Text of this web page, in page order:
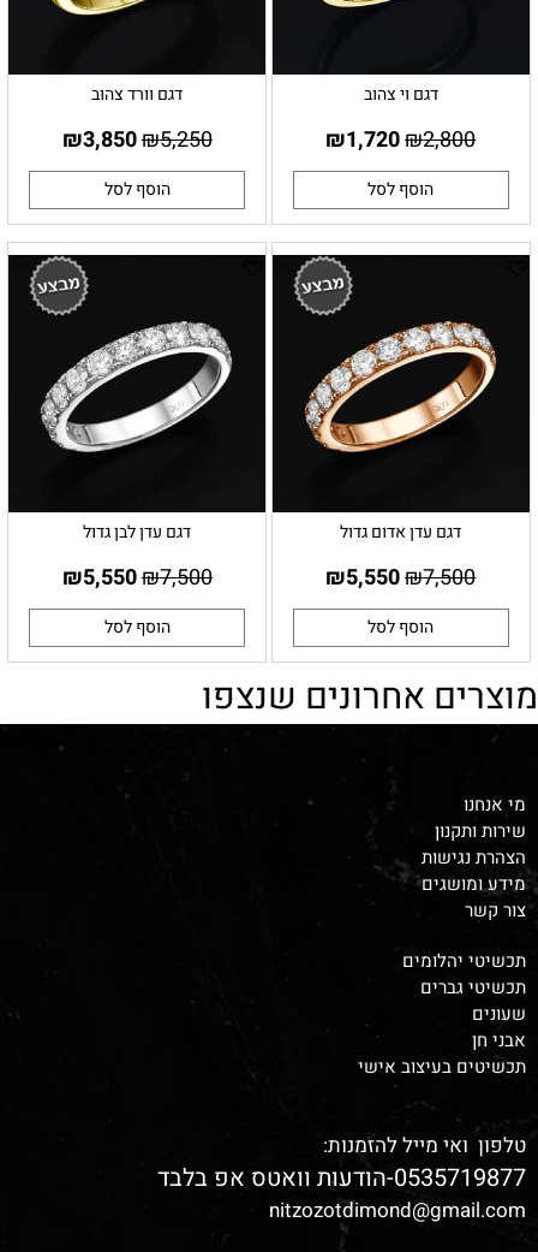
דגם וי צהוב
₪2,800
₪1,720
הוסף לסל
דגם וורד צהוב
₪5,250
₪3,850
הוסף לסל
דגם עדן אדום גדול
₪7,500
₪5,550
הוסף לסל
דגם עדן לבן גדול
₪7,500
₪5,550
הוסף לסל
מוצרים אחרונים שנצפו
מי אנחנו
שירות ותקנון
הצהרת נגישות
מידע ומושגים
צור קשר
תכשיטי יהלומים
תכשיטי גברים
שעונים
אבני חן
תכשיטים בעיצוב אישי
טלפון ואי מייל להזמנות:
0535719877-הודעות וואטס אפ בלבד
nitzozotdimond@gmail.com